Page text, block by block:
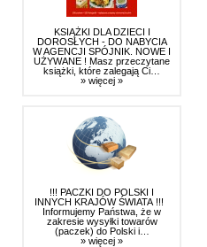
KSIĄŻKI DLA DZIECI I
DOROSŁYCH - DO NABYCIA
W AGENCJI SPÓJNIK. NOWE I
UŻYWANE ! Masz przeczytane
książki, które zalegają Ci…
» więcej »
!!! PACZKI DO POLSKI I
INNYCH KRAJÓW ŚWIATA !!!
Informujemy Państwa, że w
zakresie wysyłki towarów
(paczek) do Polski i…
» więcej »